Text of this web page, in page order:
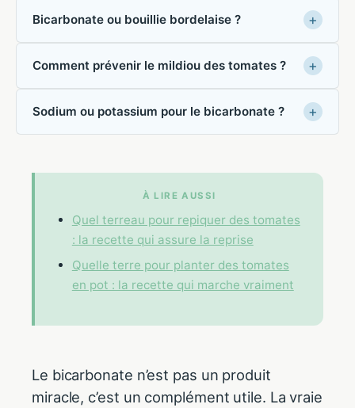
Bicarbonate ou bouillie bordelaise ?
Comment prévenir le mildiou des tomates ?
Sodium ou potassium pour le bicarbonate ?
À LIRE AUSSI
Quel terreau pour repiquer des tomates
: la recette qui assure la reprise
Quelle terre pour planter des tomates
en pot : la recette qui marche vraiment
Le bicarbonate n’est pas un produit
miracle, c’est un complément utile. La vraie